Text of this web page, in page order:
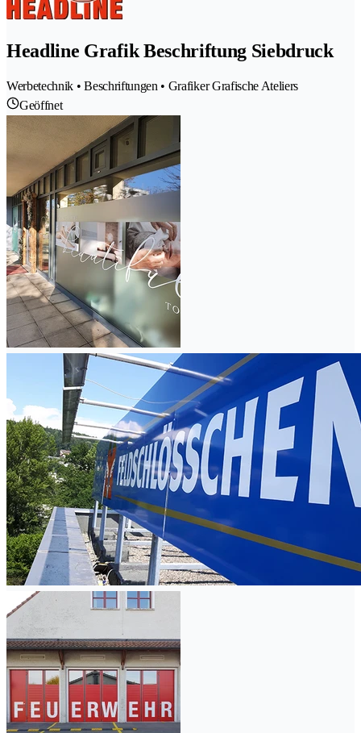
Headline Grafik Beschriftung Siebdruck
Werbetechnik • Beschriftungen • Grafiker Grafische Ateliers
Geöffnet